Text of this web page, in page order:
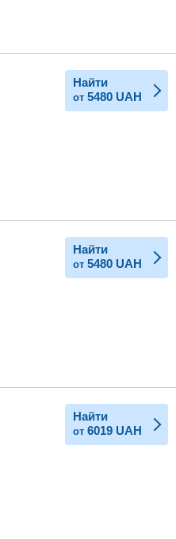
Найти
от 5480 UAH
Найти
от 5480 UAH
Найти
от 6019 UAH